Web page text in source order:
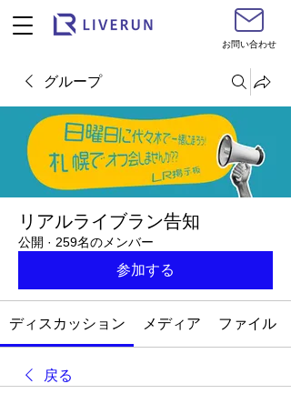
お問い合わせ
グループ
リアルライブラン告知
公開 · 259名のメンバー
参加する
ディスカッション メディア ファイル
戻る